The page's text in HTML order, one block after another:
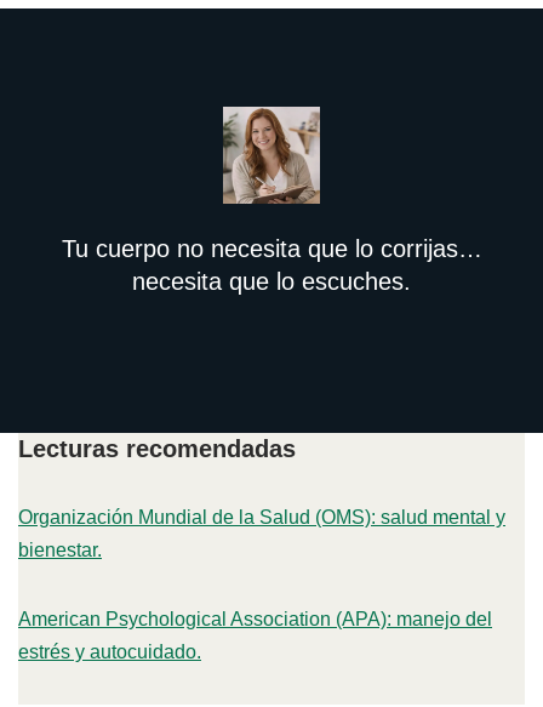
Tu cuerpo no necesita que lo corrijas…
necesita que lo escuches.
Lecturas recomendadas
Organización Mundial de la Salud (OMS): salud mental y
bienestar.
American Psychological Association (APA): manejo del
estrés y autocuidado.